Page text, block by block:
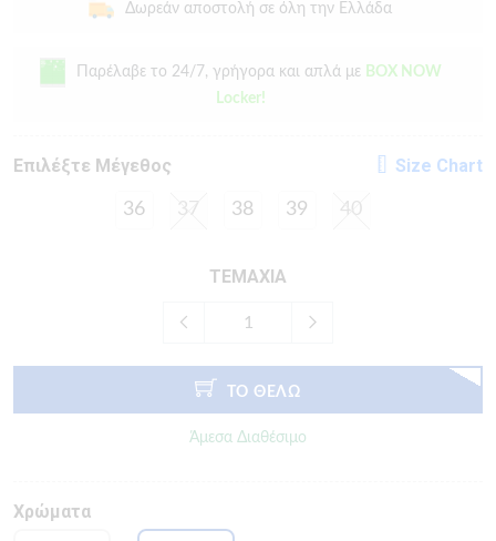
Δωρεάν αποστολή σε όλη την Ελλάδα
Παρέλαβε το 24/7, γρήγορα και απλά με BOX NOW
Locker!
Eπιλέξτε Μέγεθος Size Chart
36 37 38 39 40
ΤΕΜΑΧΙΑ
ΤΟ ΘΕΛΩ
Άμεσα Διαθέσιμο
Χρώματα